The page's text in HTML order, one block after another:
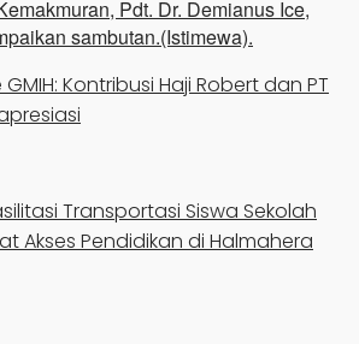
Kontribusi Haji Robert dan PT
Transportasi Siswa Sekolah
Akses Pendidikan di Halmahera